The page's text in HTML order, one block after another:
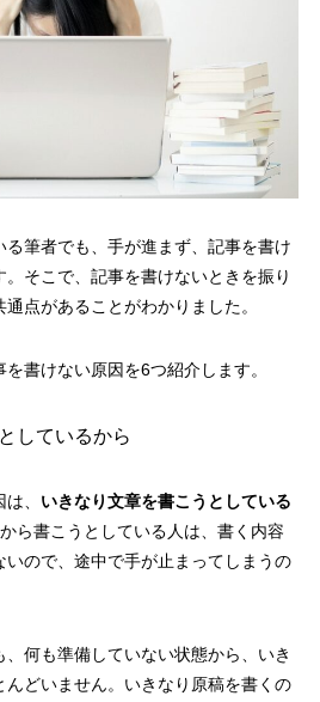
筆者でも、手が進まず、記事を書け
そこで、記事を書けないときを振り
点があることがわかりました。
書けない原因を6つ紹介します。
しているから
、 いきなり文章を書こうとしている
ら書こうとしている人は、書く内容
ので、途中で手が止まってしまうの
何も準備していない状態から、いき
んどいません。いきなり原稿を書くの